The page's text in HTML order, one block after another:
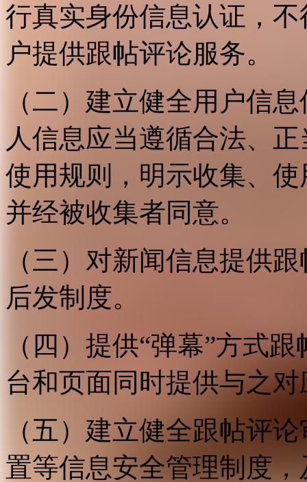
行真实身份信息认证，
户提供跟帖评论服务。
（二）建立健全用户信
人信息应当遵循合法、
使用规则，明示收集、
并经被收集者同意。
（三）对新闻信息提供
后发制度。
（四）提供“弹幕”方式
台和页面同时提供与之
（五）建立健全跟帖评
置等信息安全管理制度